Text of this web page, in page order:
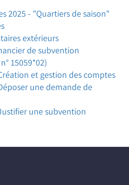
2025 - "Quartiers de saison"
extérieurs
de subvention
15059*02)
et gestion des comptes
une demande de
une subvention